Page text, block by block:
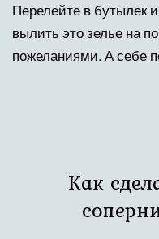
Перелейте в бутылек
вылить это зелье на
пожеланиями. А себе
Как